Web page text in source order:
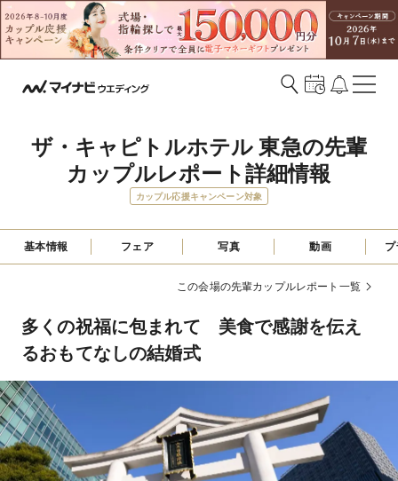
ザ・キャピトルホテル 東急の先輩
カップルレポート詳細情報
カップル応援キャンペーン対象
基本情報 フェア 写真 動画
この会場の先輩カップルレポート一覧
多くの祝福に包まれて 美食で感謝を伝え
るおもてなしの結婚式